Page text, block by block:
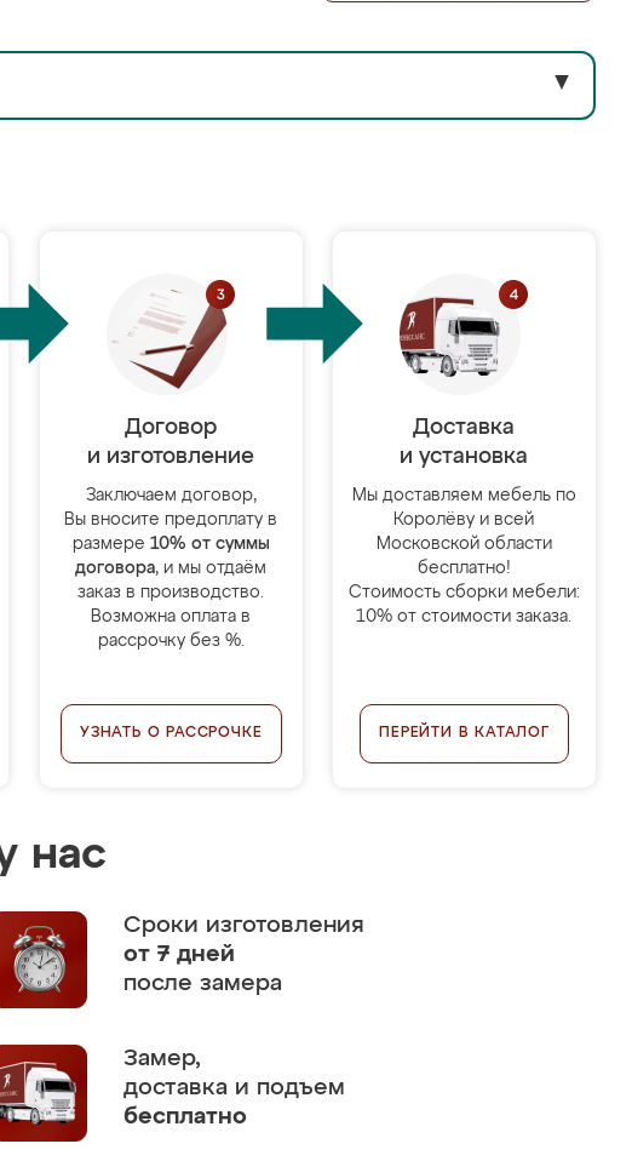
▼
Договор
и изготовление
Заключаем договор,
Вы вносите предоплату в
размере 10% от суммы
договора, и мы отдаём
заказ в производство.
Возможна оплата в
рассрочку без %.
УЗНАТЬ О РАССРОЧКЕ
Доставка
и установка
Мы доставляем мебель по
Королёву и всей
Московской области
бесплатно!
Стоимость сборки мебели:
10% от стоимости заказа.
ПЕРЕЙТИ В КАТАЛОГ
нас
Сроки изготовления
от 7 дней
после замера
Замер,
доставка и подъем
бесплатно